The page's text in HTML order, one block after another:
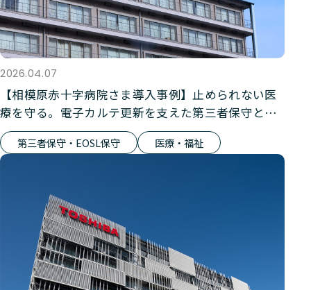
2026.04.07
【相模原赤十字病院さま導入事例】止められない医
療を守る。電子カルテ更新を支えた第三者保守とい
う選択
第三者保守・EOSL保守 医療・福祉